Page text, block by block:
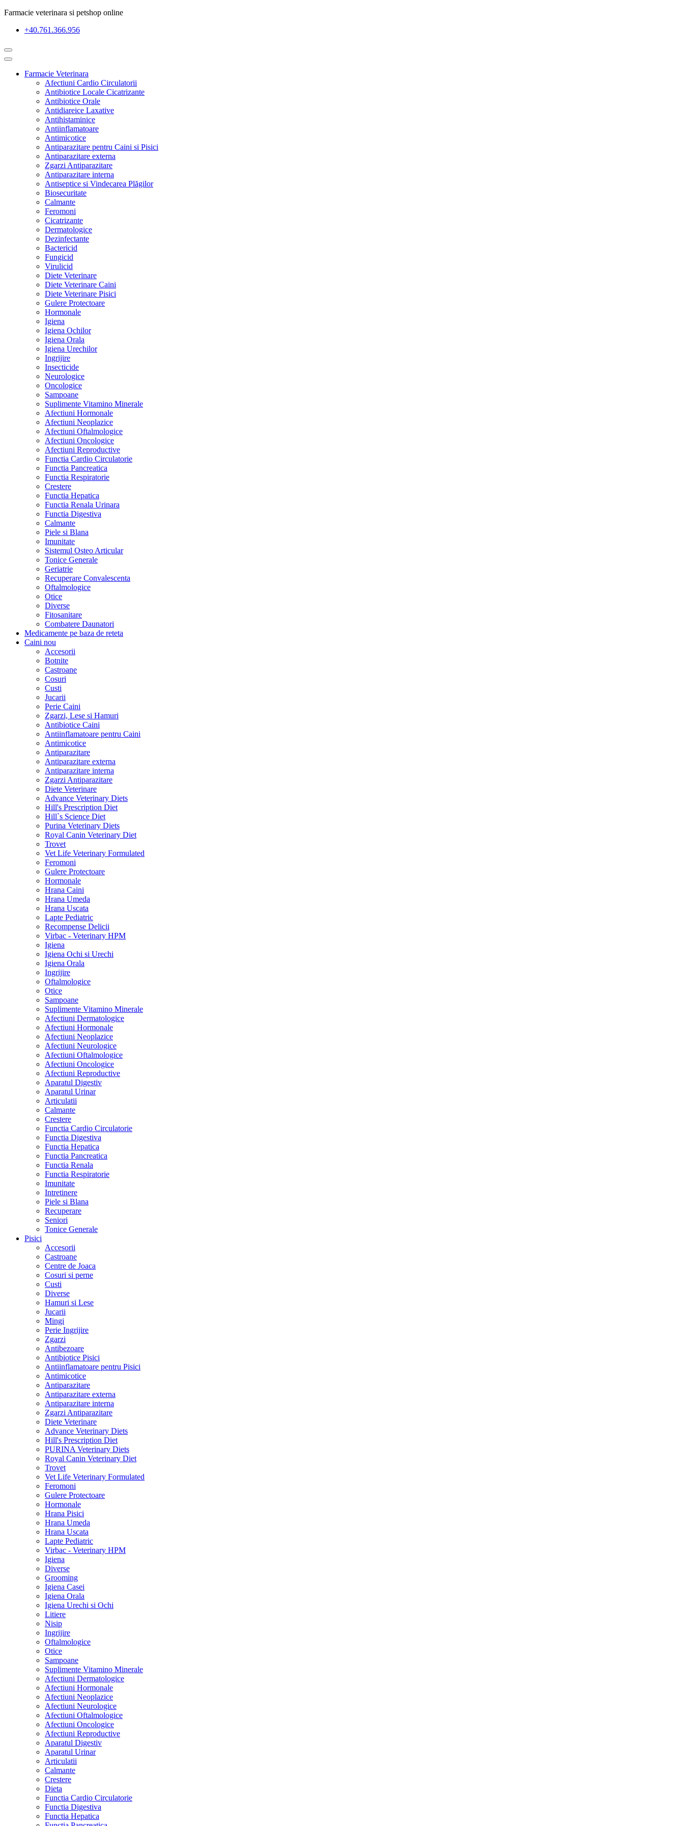
Farmacie veterinara si petshop online
+40.761.366.956
Farmacie Veterinara
Afectiuni Cardio Circulatorii
Antibiotice Locale Cicatrizante
Antibiotice Orale
Antidiareice Laxative
Antihistaminice
Antiinflamatoare
Antimicotice
Antiparazitare pentru Caini si Pisici
Antiparazitare externa
Zgarzi Antiparazitare
Antiparazitare interna
Antiseptice si Vindecarea Plăgilor
Biosecuritate
Calmante
Feromoni
Cicatrizante
Dermatologice
Dezinfectante
Bactericid
Fungicid
Virulicid
Diete Veterinare
Diete Veterinare Caini
Diete Veterinare Pisici
Gulere Protectoare
Hormonale
Igiena
Igiena Ochilor
Igiena Orala
Igiena Urechilor
Ingrijire
Insecticide
Neurologice
Oncologice
Sampoane
Suplimente Vitamino Minerale
Afectiuni Hormonale
Afectiuni Neoplazice
Afectiuni Oftalmologice
Afectiuni Oncologice
Afectiuni Reproductive
Functia Cardio Circulatorie
Functia Pancreatica
Functia Respiratorie
Crestere
Functia Hepatica
Functia Renala Urinara
Functia Digestiva
Calmante
Piele si Blana
Imunitate
Sistemul Osteo Articular
Tonice Generale
Geriatrie
Recuperare Convalescenta
Oftalmologice
Otice
Diverse
Fitosanitare
Combatere Daunatori
Medicamente pe baza de reteta
Caini nou
Accesorii
Botnite
Castroane
Cosuri
Custi
Jucarii
Perie Caini
Zgarzi, Lese si Hamuri
Antibiotice Caini
Antiinflamatoare pentru Caini
Antimicotice
Antiparazitare
Antiparazitare externa
Antiparazitare interna
Zgarzi Antiparazitare
Diete Veterinare
Advance Veterinary Diets
Hill's Prescription Diet
Hill`s Science Diet
Purina Veterinary Diets
Royal Canin Veterinary Diet
Trovet
Vet Life Veterinary Formulated
Feromoni
Gulere Protectoare
Hormonale
Hrana Caini
Hrana Umeda
Hrana Uscata
Lapte Pediatric
Recompense Delicii
Virbac - Veterinary HPM
Igiena
Igiena Ochi si Urechi
Igiena Orala
Ingrijire
Oftalmologice
Otice
Sampoane
Suplimente Vitamino Minerale
Afectiuni Dermatologice
Afectiuni Hormonale
Afectiuni Neoplazice
Afectiuni Neurologice
Afectiuni Oftalmologice
Afectiuni Oncologice
Afectiuni Reproductive
Aparatul Digestiv
Aparatul Urinar
Articulatii
Calmante
Crestere
Functia Cardio Circulatorie
Functia Digestiva
Functia Hepatica
Functia Pancreatica
Functia Renala
Functia Respiratorie
Imunitate
Intretinere
Piele si Blana
Recuperare
Seniori
Tonice Generale
Pisici
Accesorii
Castroane
Centre de Joaca
Cosuri si perne
Custi
Diverse
Hamuri si Lese
Jucarii
Mingi
Perie Ingrijire
Zgarzi
Antibezoare
Antibiotice Pisici
Antiinflamatoare pentru Pisici
Antimicotice
Antiparazitare
Antiparazitare externa
Antiparazitare interna
Zgarzi Antiparazitare
Diete Veterinare
Advance Veterinary Diets
Hill's Prescription Diet
PURINA Veterinary Diets
Royal Canin Veterinary Diet
Trovet
Vet Life Veterinary Formulated
Feromoni
Gulere Protectoare
Hormonale
Hrana Pisici
Hrana Umeda
Hrana Uscata
Lapte Pediatric
Virbac - Veterinary HPM
Igiena
Diverse
Grooming
Igiena Casei
Igiena Orala
Igiena Urechi si Ochi
Litiere
Nisip
Ingrijire
Oftalmologice
Otice
Sampoane
Suplimente Vitamino Minerale
Afectiuni Dermatologice
Afectiuni Hormonale
Afectiuni Neoplazice
Afectiuni Neurologice
Afectiuni Oftalmologice
Afectiuni Oncologice
Afectiuni Reproductive
Aparatul Digestiv
Aparatul Urinar
Articulatii
Calmante
Crestere
Dieta
Functia Cardio Circulatorie
Functia Digestiva
Functia Hepatica